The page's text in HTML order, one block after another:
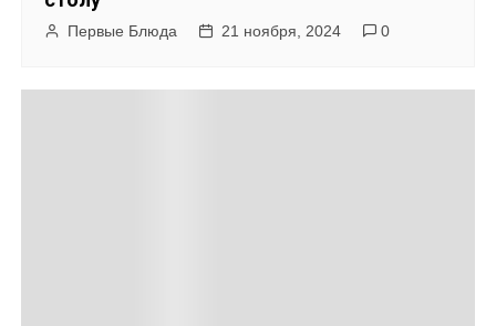
Первые Блюда 21 ноября, 2024 0